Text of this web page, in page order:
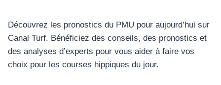
Découvrez les pronostics du PMU pour aujourd’hui sur
Canal Turf. Bénéficiez des conseils, des pronostics et
des analyses d’experts pour vous aider à faire vos
choix pour les courses hippiques du jour.